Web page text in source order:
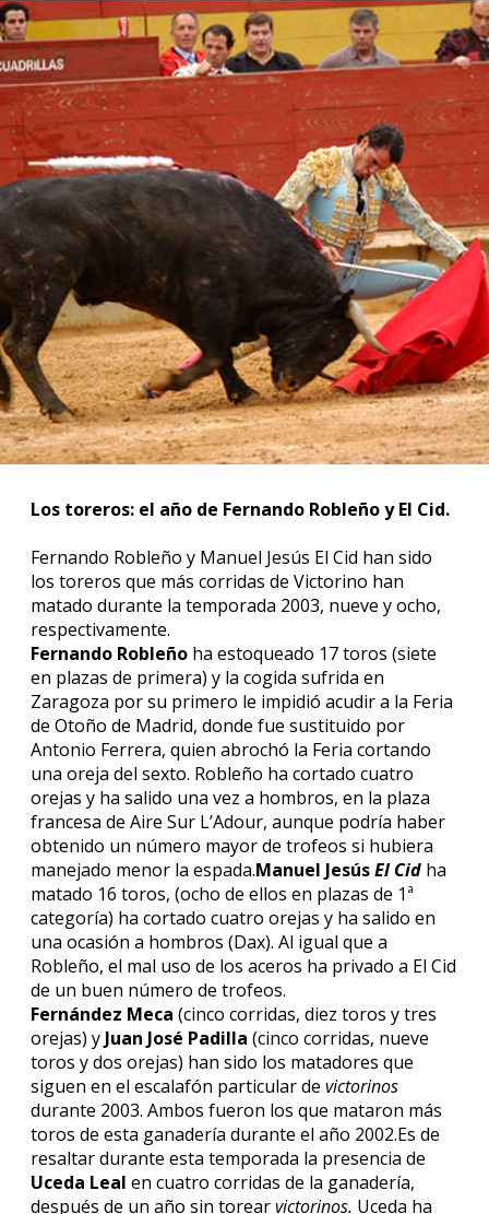
Los toreros: el año de Fernando Robleño y El Cid.
Fernando Robleño y Manuel Jesús El Cid han sido
los toreros que más corridas de Victorino han
matado durante la temporada 2003, nueve y ocho,
respectivamente.
Fernando Robleño ha estoqueado 17 toros (siete
en plazas de primera) y la cogida sufrida en
Zaragoza por su primero le impidió acudir a la Feria
de Otoño de Madrid, donde fue sustituido por
Antonio Ferrera, quien abrochó la Feria cortando
una oreja del sexto. Robleño ha cortado cuatro
orejas y ha salido una vez a hombros, en la plaza
francesa de Aire Sur L’Adour, aunque podría haber
obtenido un número mayor de trofeos si hubiera
manejado menor la espada.Manuel JesúsEl Cid ha
matado 16 toros, (ocho de ellos en plazas de 1ª
categoría) ha cortado cuatro orejas y ha salido en
una ocasión a hombros (Dax). Al igual que a
Robleño, el mal uso de los aceros ha privado a El Cid
de un buen número de trofeos.
Fernández Meca (cinco corridas, diez toros y tres
orejas) y Juan José Padilla (cinco corridas, nueve
toros y dos orejas) han sido los matadores que
siguen en el escalafón particular de victorinos
durante 2003. Ambos fueron los que mataron más
toros de esta ganadería durante el año 2002.Es de
resaltar durante esta temporada la presencia de
Uceda Leal en cuatro corridas de la ganadería,
después de un año sin torearvictorinos. Uceda ha